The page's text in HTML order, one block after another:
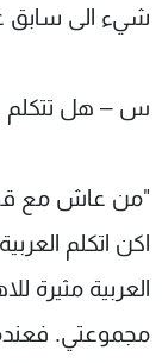
شيء الى سابق
س – هل تتكلم
"من عاش مع قوم
اكن اتكلم
العربية مثيرة